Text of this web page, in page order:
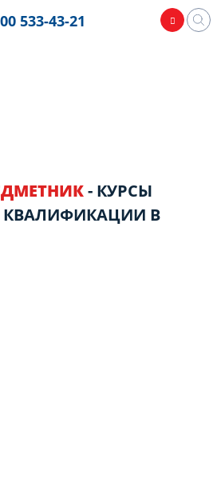
- КУРСЫ
В
533-43-21